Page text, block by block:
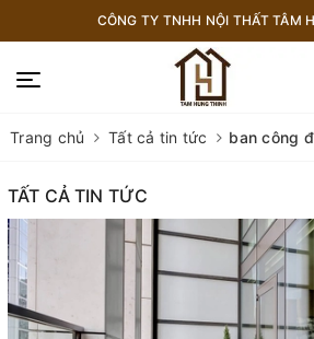
CÔNG TY TNHH NỘI THẤT TÂM
Trang chủ Tất cả tin tức ban công
TẤT CẢ TIN TỨC